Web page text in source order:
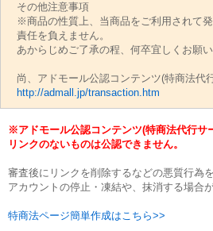
その他注意事項
※商品の性質上、当商品をご利用されて
責任を負えません。
あからじめご了承の程、何卒宜しくお願い
尚、アドモール公認コンテンツ(特商法代
http://admall.jp/transaction.htm
※アドモール公認コンテンツ(特商法代行サ
リンクのないものは公認できません。
審査後にリンクを削除するなどの悪質行為
アカウントの停止・凍結や、抹消する場合が
特商法ページ簡単作成はこちら>>